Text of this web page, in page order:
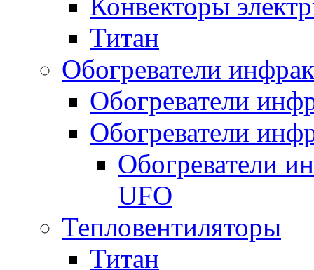
Титан
Обогреватели
Обогреватели
Обогреватели
Обогреватели
UFO
Тепловентиляторы
Титан